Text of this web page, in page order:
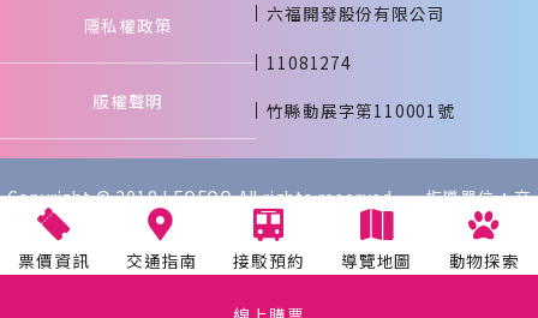
票價資訊 交通指南 接駁預約 導覽地圖 動物探索
隱私權政策
版權聲明
六福開發股份有限公司
11081274
竹縣動展字第110001號
Copyright © 2018 LEOFOO All rights reserved. 指導單位：交
通部觀光署